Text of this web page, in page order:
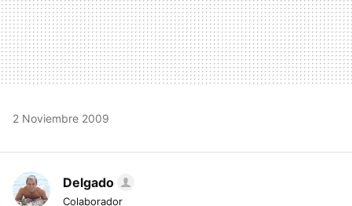
2 Noviembre 2009
Delgado
Colaborador